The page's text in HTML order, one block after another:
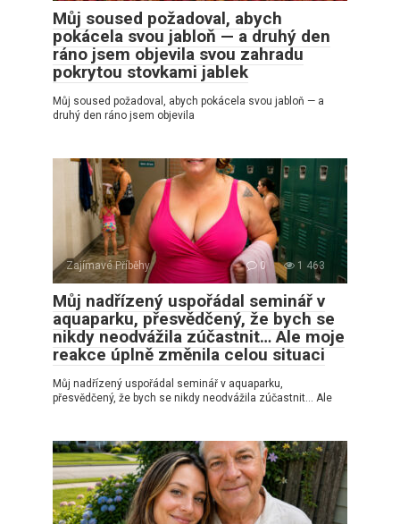
Můj soused požadoval, abych
pokácela svou jabloň — a druhý den
ráno jsem objevila svou zahradu
pokrytou stovkami jablek
Můj soused požadoval, abych pokácela svou jabloň — a
druhý den ráno jsem objevila
Zajímavé Příběhy 0 1 463
Můj nadřízený uspořádal seminář v
aquaparku, přesvědčený, že bych se
nikdy neodvážila zúčastnit… Ale moje
reakce úplně změnila celou situaci
Můj nadřízený uspořádal seminář v aquaparku,
přesvědčený, že bych se nikdy neodvážila zúčastnit… Ale